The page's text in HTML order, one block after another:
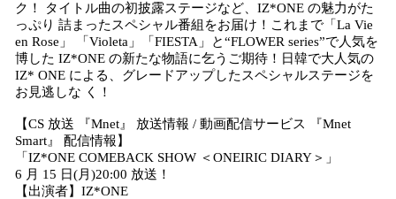
ク！ タイトル曲の初披露ステージなど、IZ*ONE の魅力がた
っぷり 詰まったスペシャル番組をお届け！これまで「La Vie
en Rose」 「Violeta」「FIESTA」と“FLOWER series”で人気を
博した IZ*ONE の新たな物語に乞うご期待！日韓で大人気の
IZ* ONE による、グレードアップしたスペシャルステージを
お見逃しな く！
【CS 放送 『Mnet』 放送情報 / 動画配信サービス 『Mnet
Smart』 配信情報】
「IZ*ONE COMEBACK SHOW ＜ONEIRIC DIARY＞」
6 月 15 日(月)20:00 放送！
【出演者】IZ*ONE